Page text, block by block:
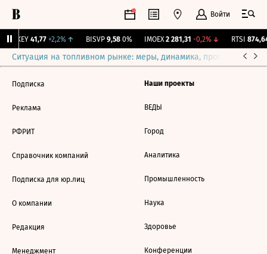
Войти
OKEY 41,77 +2,2%↑ BISVP 9,58 0% IMOEX 2 281,31 -0,2%↓ RTSI 874,64
Ситуация на топливном рынке: меры, динамика, прогнозы
Подписка
Реклама
РФРИТ
Справочник компаний
Подписка для юр.лиц
О компании
Редакция
Менеджмент
Наши проекты
ВЕДЫ
Город
Аналитика
Промышленность
Наука
Здоровье
Конференции